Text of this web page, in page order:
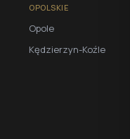
OPOLSKIE
Opole
Kędzierzyn-Koźle